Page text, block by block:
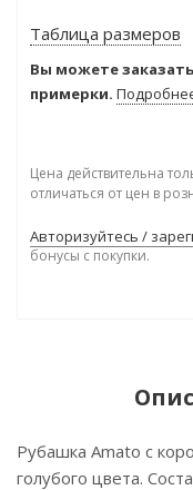
Таблица размеров
Вы можете
примерки.
Цена действительна
отличаться от цен в
Авторизуйтесь /
бонусы с покупки.
Рубашка Amato с
голубого цвета.